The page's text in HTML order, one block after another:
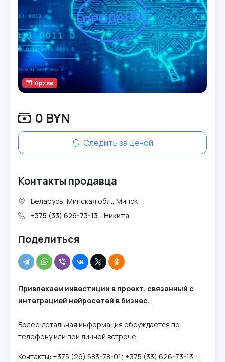
Архив
0 BYN
Следить за ценой
Контакты продавца
Беларусь, Минская обл., Минск
+375 (33) 626-73-13 - Никита
Поделиться
Привлекаем инвестиции в проект, связанный с
интеграцией нейросетей в бизнес.
Более детальная информация обсуждается по
телефону или при личной встрече.
Контакты: +375 (29) 583-78-01; +375 (33) 626-73-13 -